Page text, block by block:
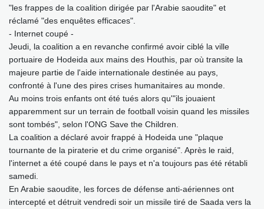
"les frappes de la coalition dirigée par l'Arabie saoudite" et
réclamé "des enquêtes efficaces".
- Internet coupé -
Jeudi, la coalition a en revanche confirmé avoir ciblé la ville
portuaire de Hodeida aux mains des Houthis, par où transite la
majeure partie de l'aide internationale destinée au pays,
confronté à l'une des pires crises humanitaires au monde.
Au moins trois enfants ont été tués alors qu'"ils jouaient
apparemment sur un terrain de football voisin quand les missiles
sont tombés", selon l'ONG Save the Children.
La coalition a déclaré avoir frappé à Hodeida une "plaque
tournante de la piraterie et du crime organisé". Après le raid,
l'internet a été coupé dans le pays et n'a toujours pas été rétabli
samedi.
En Arabie saoudite, les forces de défense anti-aériennes ont
intercepté et détruit vendredi soir un missile tiré de Saada vers la